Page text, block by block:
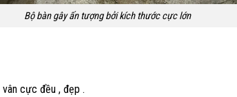
Bộ bàn gây ấn tượng bởi kích thước cực lớn
cực đều , đẹp .